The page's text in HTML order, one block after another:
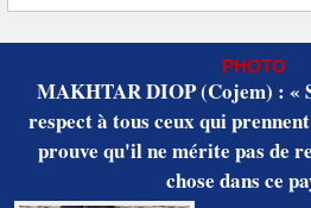
PHOTO
MAKHTAR DIOP (Cojem) : «
respect à tous ceux qui
prouve qu'il ne mérite pas de
chose dans ce